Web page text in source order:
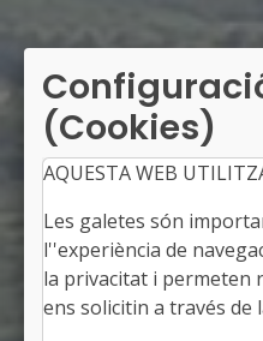
(Cookies)
AQUESTA WEB
Les galetes són
l''experiència de
la privacitat i permeten
ens solicitin a través de